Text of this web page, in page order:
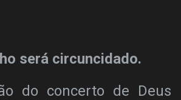
será circuncidado.
do concerto de Deus